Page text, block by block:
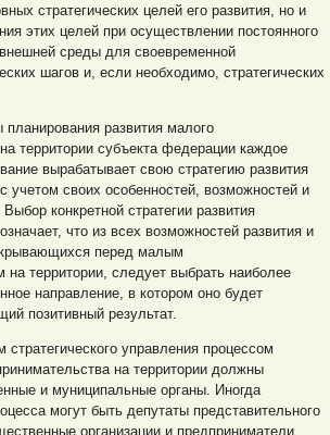
стратегических целей его развития, но и
этих целей при осуществлении постоянного
среды для своевременной
шагов и, если необходимо, стратегических
развития малого
территории субъекта федерации каждое
вырабатывает свою стратегию развития
учетом своих особенностей, возможностей и
конкретной стратегии развития
что из всех возможностей развития и
перед малым
на территории, следует выбрать наиболее
направление, в котором оно будет
позитивный результат.
управления процессом
на территории должны
и муниципальные органы. Иногда
могут быть депутаты представительного
организации и предприниматели.